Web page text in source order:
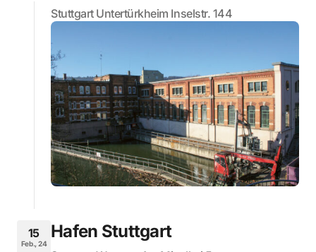
Stuttgart Untertürkheim Inselstr. 144
15
Feb., 24
Hafen Stuttgart